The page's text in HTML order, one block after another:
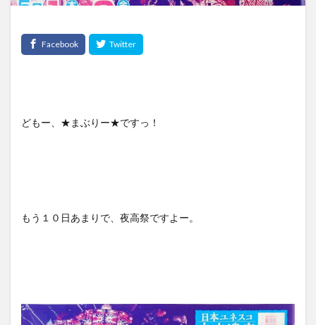
どもー、★まぶりー★ですっ！
もう１０日あまりで、夜高祭ですよー。